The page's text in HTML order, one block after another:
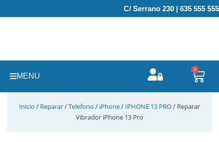
al
C/ Serrano 230 | 635 555 555
MENU
0
Inicio / Reparar/Telefono / iPhone/ IPHONE 13 PRO/ Reparar
Vibrador iPhone 13 Pro